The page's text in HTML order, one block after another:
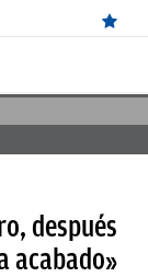
después
acabado»